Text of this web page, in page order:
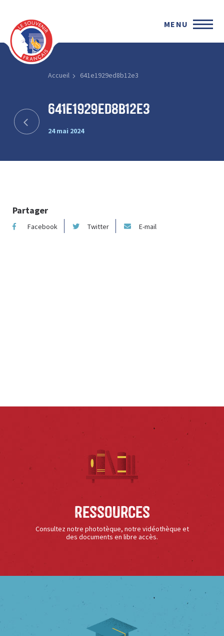
MENU
Accueil 641e1929ed8b12e3
641e1929ed8b12e3
24 mai 2024
Partager
Facebook Twitter E-mail
Ressources
Consultez notre phototèque, notre vidéothèque et
des documents en libre accès.